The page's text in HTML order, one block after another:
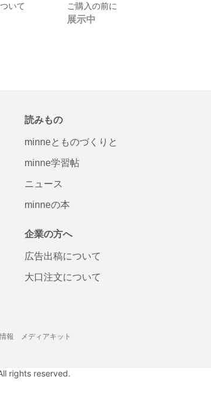
いて ご購入の前に
展示中
読みもの
minneとものづくりと
minne学習帖
ニュース
minneの本
企業の方へ
広告出稿について
大口注文について
報 メディアキット
rights reserved.